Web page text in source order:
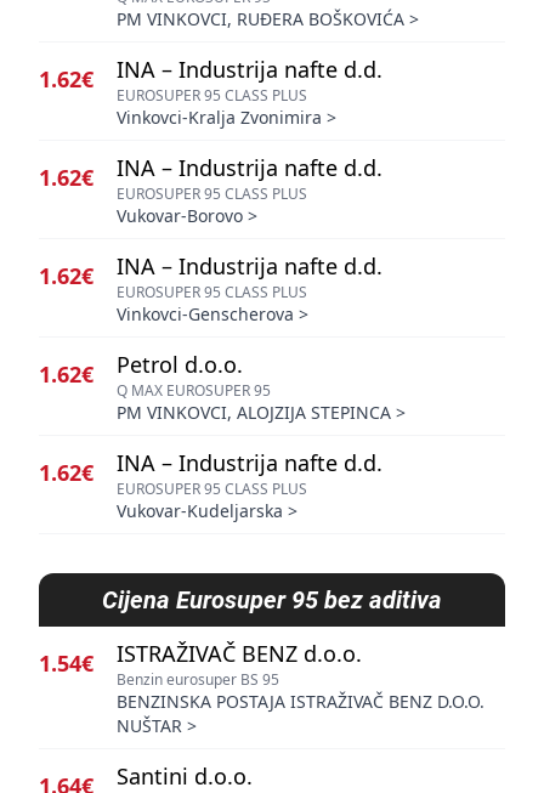
PM VINKOVCI, RUĐERA BOŠKOVIĆA >
1.62€ INA – Industrija nafte d.d.
EUROSUPER 95 CLASS PLUS
Vinkovci-Kralja Zvonimira >
1.62€ INA – Industrija nafte d.d.
EUROSUPER 95 CLASS PLUS
Vukovar-Borovo >
1.62€ INA – Industrija nafte d.d.
EUROSUPER 95 CLASS PLUS
Vinkovci-Genscherova >
1.62€ Petrol d.o.o.
Q MAX EUROSUPER 95
PM VINKOVCI, ALOJZIJA STEPINCA >
1.62€ INA – Industrija nafte d.d.
EUROSUPER 95 CLASS PLUS
Vukovar-Kudeljarska >
Cijena Eurosuper 95 bez aditiva
1.54€ ISTRAŽIVAČ BENZ d.o.o.
Benzin eurosuper BS 95
BENZINSKA POSTAJA ISTRAŽIVAČ BENZ D.O.O.
NUŠTAR >
1.64€ Santini d.o.o.